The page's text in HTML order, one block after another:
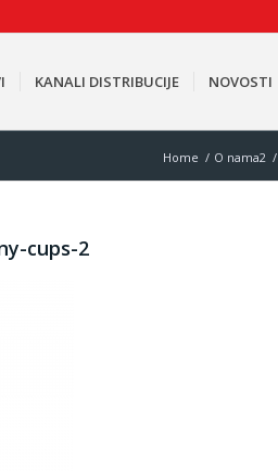
KANALI DISTRIBUCIJE NOVOSTI
Home / O nama2 /
cups-2